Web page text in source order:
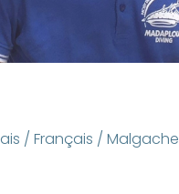
/ Français / Malgache